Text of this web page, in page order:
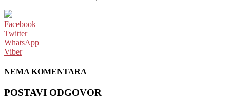
Facebook
Twitter
WhatsApp
Viber
NEMA KOMENTARA
POSTAVI ODGOVOR